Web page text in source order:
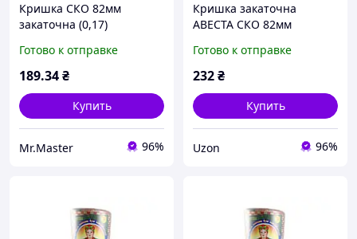
Кришка СКО 82мм
закаточна (0,17)
(лак/лак) ТМ АВЕСТА
Готово к отправке
189.34₴
Купить
Mr.Master 96%
Кришка закаточна
АВЕСТА СКО 82мм
Готово к отправке
232₴
Купить
Uzon 96%